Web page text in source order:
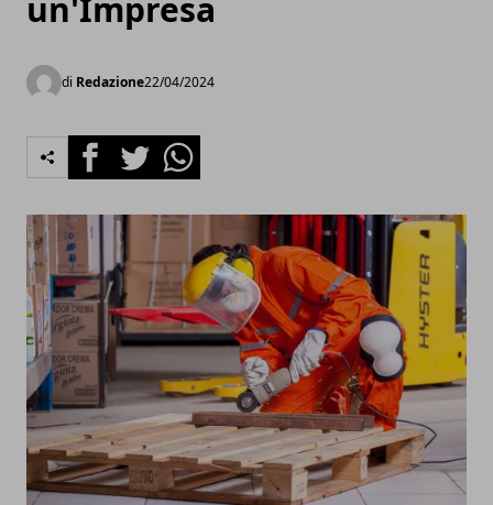
un'Impresa
di Redazione22/04/2024
FacebookTwitterWhatsapp